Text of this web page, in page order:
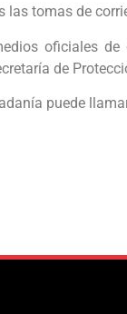
las tomas de
oficiales
de
puede